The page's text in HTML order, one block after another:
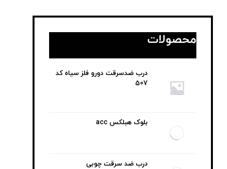
محصولات
درب ضدسرقت دورو فلز سیاه کد
507
بلوک هبلکس acc
درب ضد سرقت چوبی